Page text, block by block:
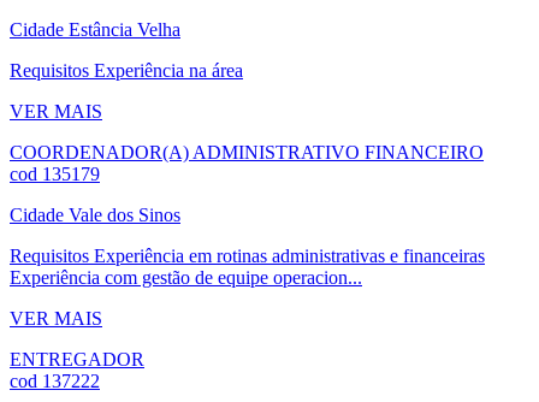
Cidade Estância Velha
Requisitos Experiência na área
VER MAIS
COORDENADOR(A) ADMINISTRATIVO FINANCEIRO
cod 135179
Cidade Vale dos Sinos
Requisitos Experiência em rotinas administrativas e financeiras
Experiência com gestão de equipe operacion...
VER MAIS
ENTREGADOR
cod 137222